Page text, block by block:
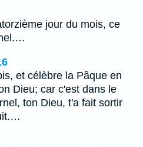
jour du mois, ce
et célèbre la Pâque en
Dieu; car c'est dans le
ton Dieu, t'a fait sortir